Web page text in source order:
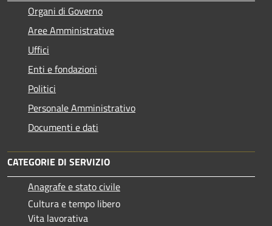
Organi di Governo
Aree Amministrative
Uffici
Enti e fondazioni
Politici
Personale Amministrativo
Documenti e dati
CATEGORIE DI SERVIZIO
Anagrafe e stato civile
Cultura e tempo libero
Vita lavorativa